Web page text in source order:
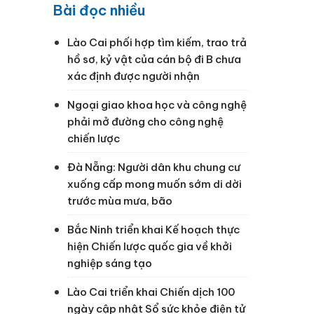
Bài đọc nhiều
Lào Cai phối hợp tìm kiếm, trao trả
hồ sơ, kỷ vật của cán bộ đi B chưa
xác định được người nhận
Ngoại giao khoa học và công nghệ
phải mở đường cho công nghệ
chiến lược
Đà Nẵng: Người dân khu chung cư
xuống cấp mong muốn sớm di dời
trước mùa mưa, bão
Bắc Ninh triển khai Kế hoạch thực
hiện Chiến lược quốc gia về khởi
nghiệp sáng tạo
Lào Cai triển khai Chiến dịch 100
ngày cập nhật Sổ sức khỏe điện tử